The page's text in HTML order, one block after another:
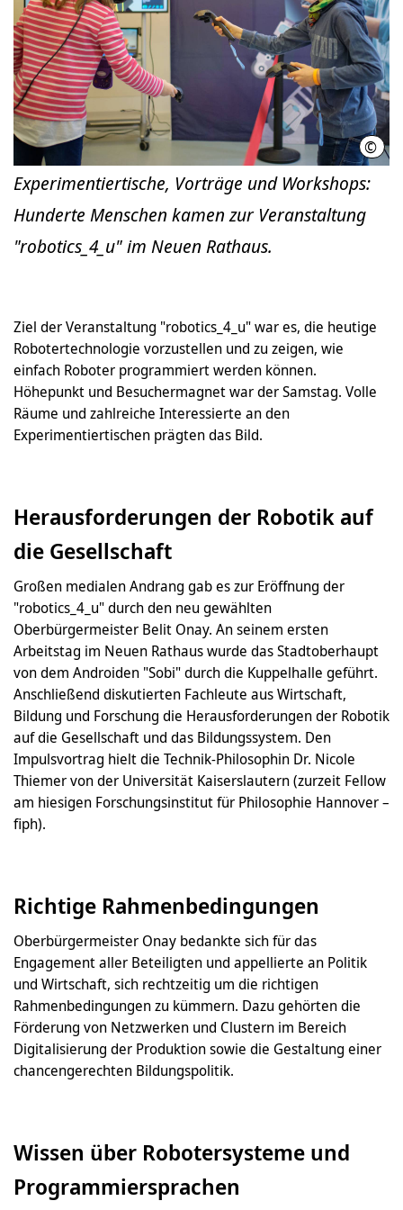
©
Experimentiertische, Vorträge und Workshops:
Hunderte Menschen kamen zur Veranstaltung
"robotics_4_u" im Neuen Rathaus.
Ziel der Veranstaltung "robotics_4_u" war es, die heutige
Robotertechnologie vorzustellen und zu zeigen, wie
einfach Roboter programmiert werden können.
Höhepunkt und Besuchermagnet war der Samstag. Volle
Räume und zahlreiche Interessierte an den
Experimentiertischen prägten das Bild.
Herausforderungen der Robotik auf
die Gesellschaft
Großen medialen Andrang gab es zur Eröffnung der
"robotics_4_u" durch den neu gewählten
Oberbürgermeister Belit Onay. An seinem ersten
Arbeitstag im Neuen Rathaus wurde das Stadtoberhaupt
von dem Androiden "Sobi" durch die Kuppelhalle geführt.
Anschließend diskutierten Fachleute aus Wirtschaft,
Bildung und Forschung die Herausforderungen der Robotik
auf die Gesellschaft und das Bildungssystem. Den
Impulsvortrag hielt die Technik-Philosophin Dr. Nicole
Thiemer von der Universität Kaiserslautern (zurzeit Fellow
am hiesigen Forschungsinstitut für Philosophie Hannover –
fiph).
Richtige Rahmenbedingungen
Oberbürgermeister Onay bedankte sich für das
Engagement aller Beteiligten und appellierte an Politik
und Wirtschaft, sich rechtzeitig um die richtigen
Rahmenbedingungen zu kümmern. Dazu gehörten die
Förderung von Netzwerken und Clustern im Bereich
Digitalisierung der Produktion sowie die Gestaltung einer
chancengerechten Bildungspolitik.
Wissen über Robotersysteme und
Programmiersprachen